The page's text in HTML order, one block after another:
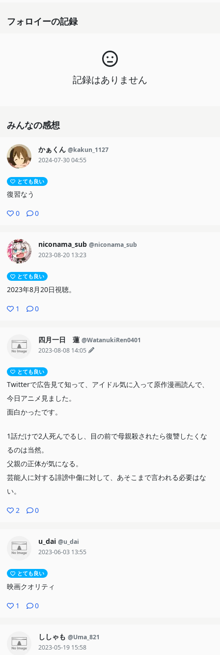
フォロイーの記録
記録はありません
みんなの感想
かぁくん @kakun_1127
2024-07-30 04:55
とても良い
復習なう
0 0
niconama_sub @niconama_sub
2023-08-20 13:23
とても良い
2023年8月20日視聴。
1 0
四月一日 蓮 @WatanukiRen0401
2023-08-08 14:05
とても良い
Twitterで広告見て知って、アイドル気に入って原作漫画読んで、
今日アニメ見ました。
面白かったです。
1話だけで2人死んでるし、目の前で母親殺されたら復讐したくな
るのは当然。
父親の正体が気になる。
芸能人に対する誹謗中傷に対して、あそこまで言われる必要はな
い。
2 0
u_dai @u_dai
2023-06-03 13:55
とても良い
映画クオリティ
1 0
ししゃも @Uma_821
2023-05-19 15:58